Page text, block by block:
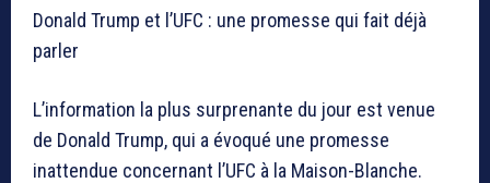
Donald Trump et l’UFC : une promesse qui fait déjà
parler
L’information la plus surprenante du jour est venue
de Donald Trump, qui a évoqué une promesse
inattendue concernant l’UFC à la Maison-Blanche.